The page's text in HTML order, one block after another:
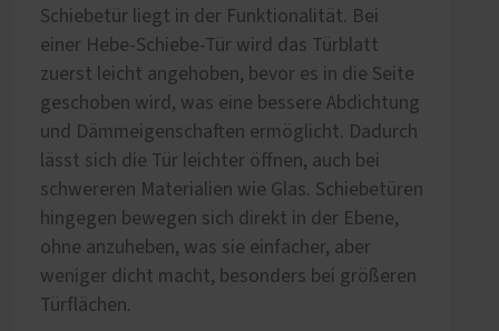
Schiebetür liegt in der Funktionalität. Bei
einer Hebe-Schiebe-Tür wird das Türblatt
zuerst leicht angehoben, bevor es in die Seite
geschoben wird, was eine bessere Abdichtung
und Dämmeigenschaften ermöglicht. Dadurch
lässt sich die Tür leichter öffnen, auch bei
schwereren Materialien wie Glas. Schiebetüren
hingegen bewegen sich direkt in der Ebene,
ohne anzuheben, was sie einfacher, aber
weniger dicht macht, besonders bei größeren
Türflächen.